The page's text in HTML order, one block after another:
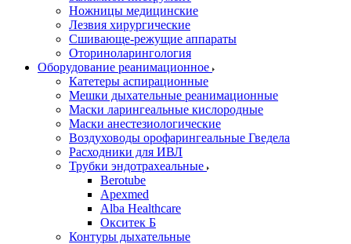
Ножницы медицинские
Лезвия хирургические
Сшивающе-режущие аппараты
Оториноларингология
Оборудование реанимационное
Катетеры аспирационные
Мешки дыхательные реанимационные
Маски ларингеальные кислородные
Маски анестезиологические
Воздуховоды орофарингеальные Гведела
Расходники для ИВЛ
Трубки эндотрахеальные
Berotube
Apexmed
Alba Healthcare
Окситек Б
Контуры дыхательные